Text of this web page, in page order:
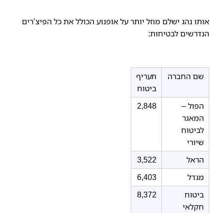
אותו נהג ישלם מוזל יותר על אופנוע הכולל את כל הפיצ’רים
הנדרשים לבטיחות:
תעריף
ביטוח
שם החברה
2,848
הפול –
המאגר
לביטוח
שיורי
3,522
הראל
6,403
מגדל
8,372
ביטוח
חקלאי